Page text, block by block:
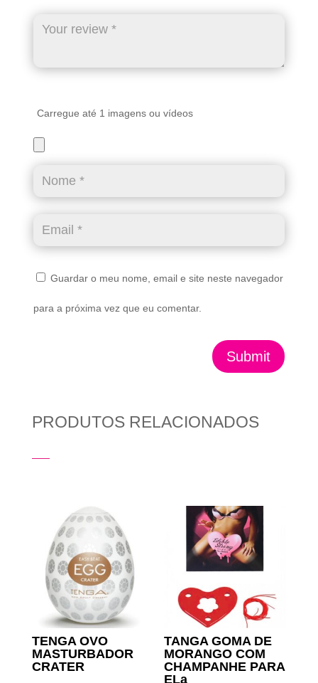
Carregue até 1 imagens ou vídeos
Guardar o meu nome, email e site neste navegador
para a próxima vez que eu comentar.
Submit
PRODUTOS RELACIONADOS
TENGA OVO
MASTURBADOR
CRATER
TANGA GOMA DE
MORANGO COM
CHAMPANHE PARA
ELa